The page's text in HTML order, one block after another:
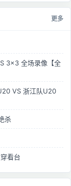
更多
3×3 全场录像【全
VS 浙江队U20
杀
看台